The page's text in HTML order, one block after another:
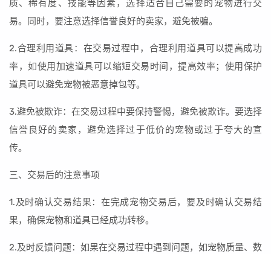
质、稀有度、技能等因素，选择适合自己需要的宠物进行交
易。同时，要注意选择信誉良好的卖家，避免被骗。
2.合理利用道具：在交易过程中，合理利用道具可以提高成功
率，如使用加速道具可以缩短交易时间，提高效率；使用保护
道具可以避免宠物被恶意掉包等。
3.避免被欺诈：在交易过程中要保持警惕，避免被欺诈。要选择
信誉良好的卖家，避免选择过于低价的宠物或过于夸大的宣
传。
三、交易后的注意事项
1.及时确认交易结果：在完成宠物交易后，要及时确认交易结
果，确保宠物和道具已经成功转移。
2.及时反馈问题：如果在交易过程中遇到问题，如宠物质量、数